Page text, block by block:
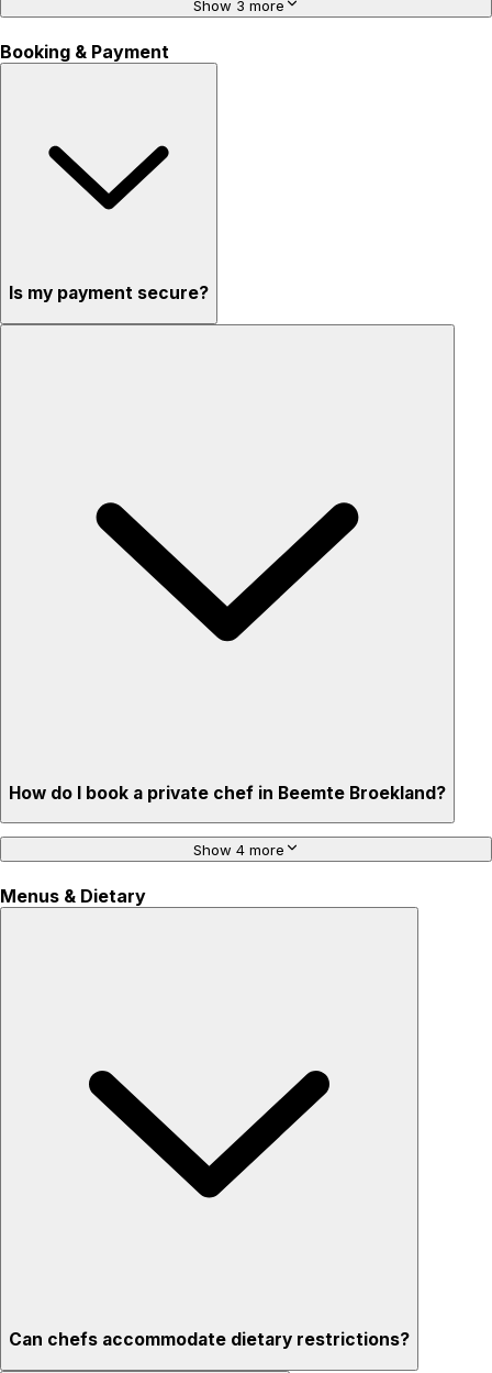
Show 3 more
Booking & Payment
Is my payment secure?
How do I book a private chef in Beemte Broekland?
Show 4 more
Menus & Dietary
Can chefs accommodate dietary restrictions?